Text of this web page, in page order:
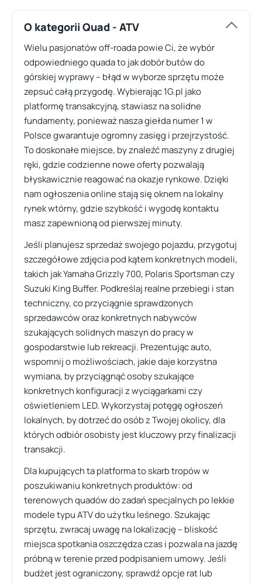
O kategorii Quad - ATV
Wielu pasjonatów off-roada powie Ci, że wybór
odpowiedniego quada to jak dobór butów do
górskiej wyprawy – błąd w wyborze sprzętu może
zepsuć całą przygodę. Wybierając 1G.pl jako
platformę transakcyjną, stawiasz na solidne
fundamenty, ponieważ nasza giełda numer 1 w
Polsce gwarantuje ogromny zasięg i przejrzystość.
To doskonałe miejsce, by znaleźć maszyny z drugiej
ręki, gdzie codzienne nowe oferty pozwalają
błyskawicznie reagować na okazje rynkowe. Dzięki
nam ogłoszenia online stają się oknem na lokalny
rynek wtórny, gdzie szybkość i wygodę kontaktu
masz zapewnioną od pierwszej minuty.
Jeśli planujesz sprzedaż swojego pojazdu, przygotuj
szczegółowe zdjęcia pod kątem konkretnych modeli,
takich jak Yamaha Grizzly 700, Polaris Sportsman czy
Suzuki King Buffer. Podkreślaj realne przebiegi i stan
techniczny, co przyciągnie sprawdzonych
sprzedawców oraz konkretnych nabywców
szukających solidnych maszyn do pracy w
gospodarstwie lub rekreacji. Prezentując auto,
wspomnij o możliwościach, jakie daje korzystna
wymiana, by przyciągnąć osoby szukające
konkretnych konfiguracji z wyciągarkami czy
oświetleniem LED. Wykorzystaj potęgę ogłoszeń
lokalnych, by dotrzeć do osób z Twojej okolicy, dla
których odbiór osobisty jest kluczowy przy finalizacji
transakcji.
Dla kupujących ta platforma to skarb tropów w
poszukiwaniu konkretnych produktów: od
terenowych quadów do zadań specjalnych po lekkie
modele typu ATV do użytku leśnego. Szukając
sprzętu, zwracaj uwagę na lokalizację – bliskość
miejsca spotkania oszczędza czas i pozwala na jazdę
próbną w terenie przed podpisaniem umowy. Jeśli
budżet jest ograniczony, sprawdź opcje rat lub